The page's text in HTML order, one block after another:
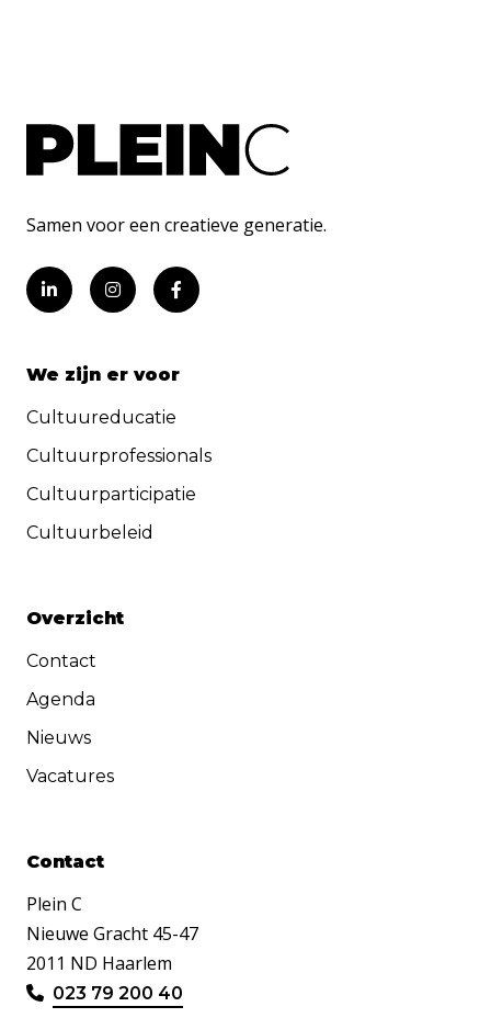
Samen voor een creatieve generatie.
We zijn er voor
Cultuureducatie
Cultuurprofessionals
Cultuurparticipatie
Cultuurbeleid
Overzicht
Contact
Agenda
Nieuws
Vacatures
Contact
Plein C
Nieuwe Gracht 45-47
2011 ND Haarlem
023 79 200 40